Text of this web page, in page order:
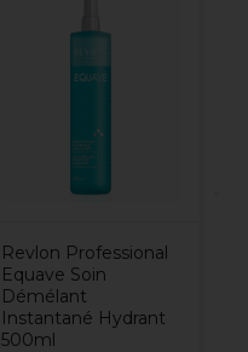
Revlon Professional
Equave Soin
Démélant
Instantané Hydrant
500ml